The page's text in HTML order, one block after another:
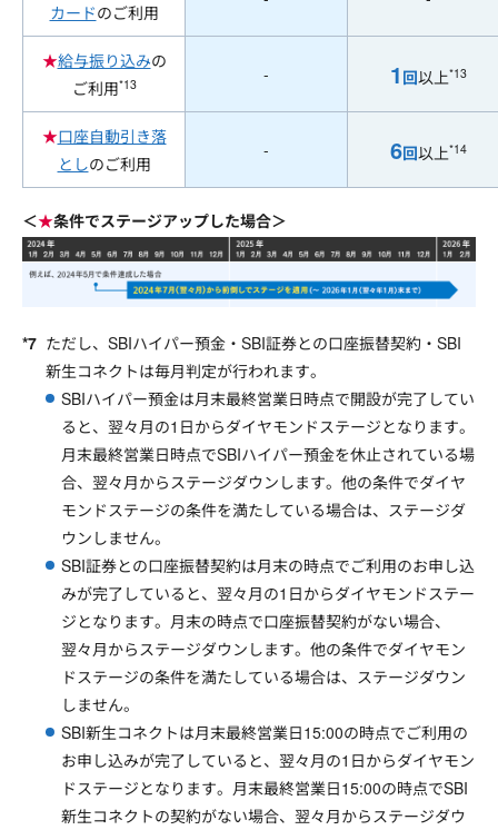
カードのご利用
★給与振り込みの
ご利用*13 - 1 回以上*13
★口座自動引き落
としのご利用
- 6回以上*14
＜★条件でステージアップした場合＞
ただし、SBIハイパー預金・SBI証券との口座振替契約・SBI
新生コネクトは毎月判定が行われます。
SBIハイパー預金は月末最終営業日時点で開設が完了してい
ると、翌々月の1日からダイヤモンドステージとなります。
月末最終営業日時点でSBIハイパー預金を休止されている場
合、翌々月からステージダウンします。他の条件でダイヤ
モンドステージの条件を満たしている場合は、ステージダ
ウンしません。
SBI証券との口座振替契約は月末の時点でご利用のお申し込
みが完了していると、翌々月の1日からダイヤモンドステー
ジとなります。月末の時点で口座振替契約がない場合、
翌々月からステージダウンします。他の条件でダイヤモン
ドステージの条件を満たしている場合は、ステージダウン
しません。
SBI新生コネクトは月末最終営業日15:00の時点でご利用の
お申し込みが完了していると、翌々月の1日からダイヤモン
ドステージとなります。月末最終営業日15:00の時点でSBI
新生コネクトの契約がない場合、翌々月からステージダウ